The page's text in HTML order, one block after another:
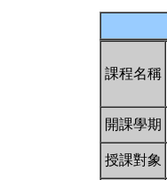
課程名稱
開課學期
授課對象